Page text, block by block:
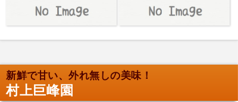
新鮮で甘い、外れ無しの美味！
村上巨峰園